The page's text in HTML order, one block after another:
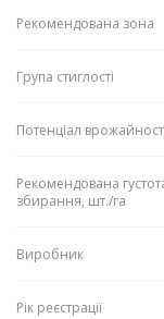
Рекомендована зона
Група стиглості
Потенціал
Рекомендована
збирання, шт./га
Виробник
Рік реєстрації